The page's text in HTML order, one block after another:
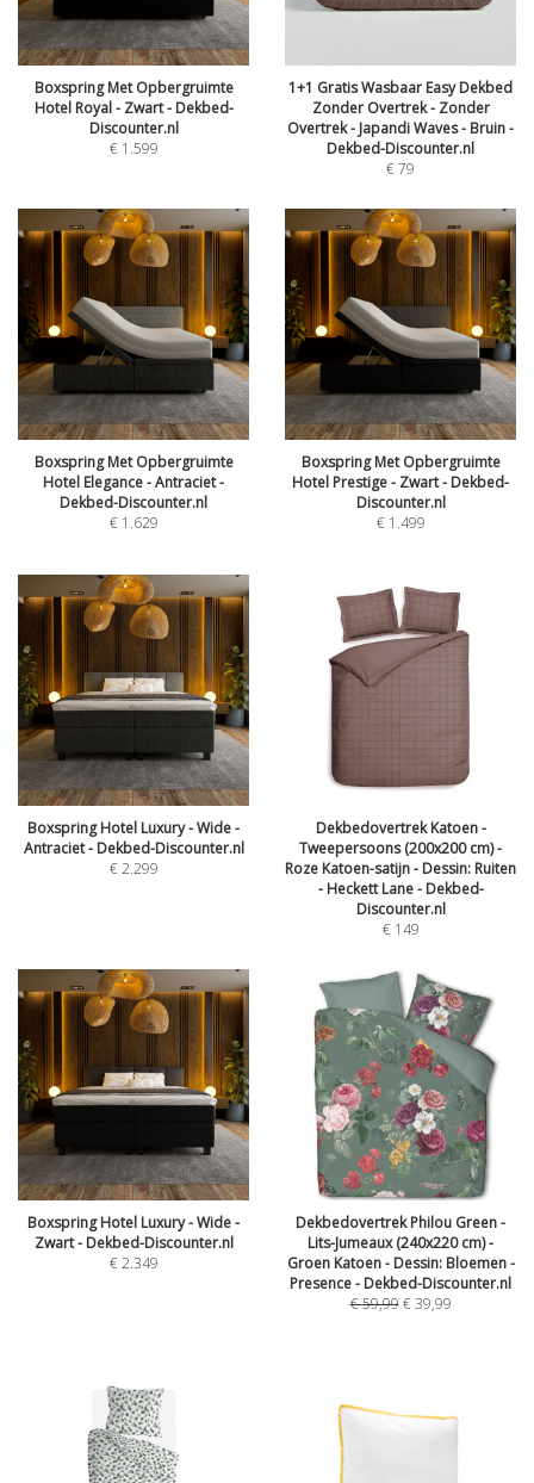
Boxspring Met Opbergruimte
Hotel Royal - Zwart - Dekbed-
Discounter.nl
€ 1.599
1+1 Gratis Wasbaar Easy Dekbed
Zonder Overtrek - Zonder
Overtrek - Japandi Waves - Bruin -
Dekbed-Discounter.nl
€79
Boxspring Met Opbergruimte
Hotel Elegance - Antraciet -
Dekbed-Discounter.nl
€ 1.629
Boxspring Met Opbergruimte
Hotel Prestige - Zwart - Dekbed-
Discounter.nl
€ 1.499
Boxspring Hotel Luxury - Wide -
Antraciet - Dekbed-Discounter.nl
€2.299
Dekbedovertrek Katoen -
Tweepersoons (200x200 cm) -
Roze Katoen-satijn - Dessin: Ruiten
- Heckett Lane - Dekbed-
Discounter.nl
€ 149
Boxspring Hotel Luxury - Wide -
Zwart - Dekbed-Discounter.nl
€2.349
Dekbedovertrek Philou Green -
Lits-Jumeaux (240x220 cm) -
Groen Katoen - Dessin: Bloemen -
Presence - Dekbed-Discounter.nl
€59,99 €39,99